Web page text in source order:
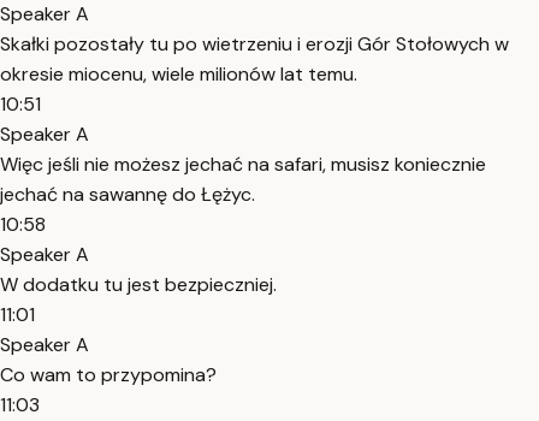
Speaker A
Skałki pozostały tu po wietrzeniu i erozji Gór Stołowych w
okresie miocenu, wiele milionów lat temu.
10:51
Speaker A
Więc jeśli nie możesz jechać na safari, musisz koniecznie
jechać na sawannę do Łężyc.
10:58
Speaker A
W dodatku tu jest bezpieczniej.
11:01
Speaker A
Co wam to przypomina?
11:03